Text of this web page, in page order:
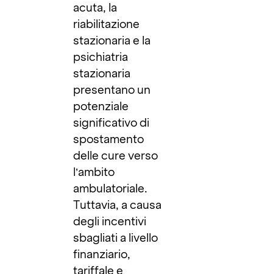
acuta, la
riabilitazione
stazionaria e la
psichiatria
stazionaria
presentano un
potenziale
significativo di
spostamento
delle cure verso
l’ambito
ambulatoriale.
Tuttavia, a causa
degli incentivi
sbagliati a livello
finanziario,
tariffale e